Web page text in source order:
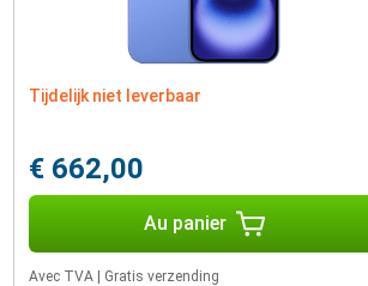
Tijdelijk niet leverbaar
€ 662,00
Au panier
Avec TVA Gratis verzending